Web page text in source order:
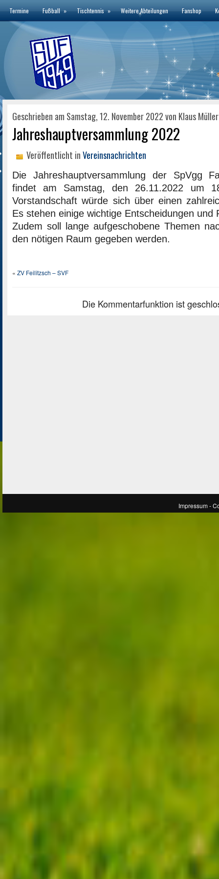
Termine Fußball » Tischtennis » Weitere Abteilungen Fanshop
Geschrieben am Samstag, 12. November 2022 von Klaus Müller
Jahreshauptversammlung 2022
Veröffentlicht inVereinsnachrichten
Die Jahreshauptversammlung der SpVgg
findet am Samstag, den 26.11.2022 um
Vorstandschaft würde sich über einen
Es stehen einige wichtige Entscheidungen und
Zudem soll lange aufgeschobene Themen
den nötigen Raum gegeben werden.
« ZV Feilitzsch – SVF
Die Kommentarfunktion ist
Impressum-